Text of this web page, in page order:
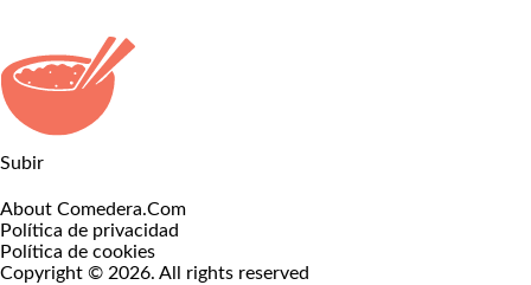
Subir
About Comedera.Com
Política de privacidad
Política de cookies
Copyright © 2026. All rights reserved